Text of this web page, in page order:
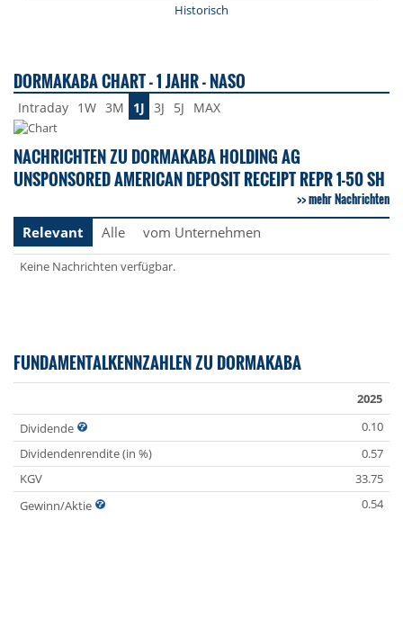
Historisch
DORMAKABA CHART - 1 JAHR - NASO
Intraday 1W 3M 1J 3J 5J MAX
NACHRICHTEN ZU DORMAKABA HOLDING AG
UNSPONSORED AMERICAN DEPOSIT RECEIPT REPR 1-50 SH
mehr Nachrichten
Relevant
Alle vom Unternehmen
Keine Nachrichten verfügbar.
FUNDAMENTALKENNZAHLEN ZU DORMAKABA
2025
Dividende
0.10
Dividendenrendite (in %)
0.57
KGV
33.75
Gewinn/Aktie
0.54